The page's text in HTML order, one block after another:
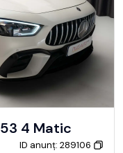
4 Matic
ID anunț: 289106